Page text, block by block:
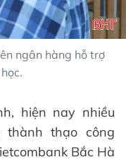
ngân hàng hỗ trợ
hiện nay nhiều
thành thạo công
Bắc Hà